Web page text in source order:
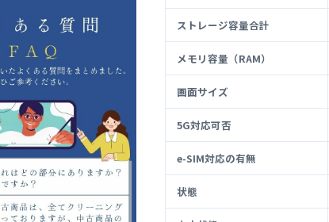
ストレージ容量合計
メモリ容量（RAM）
画面サイズ
5G対応可否
e-SIM対応の有無
状態